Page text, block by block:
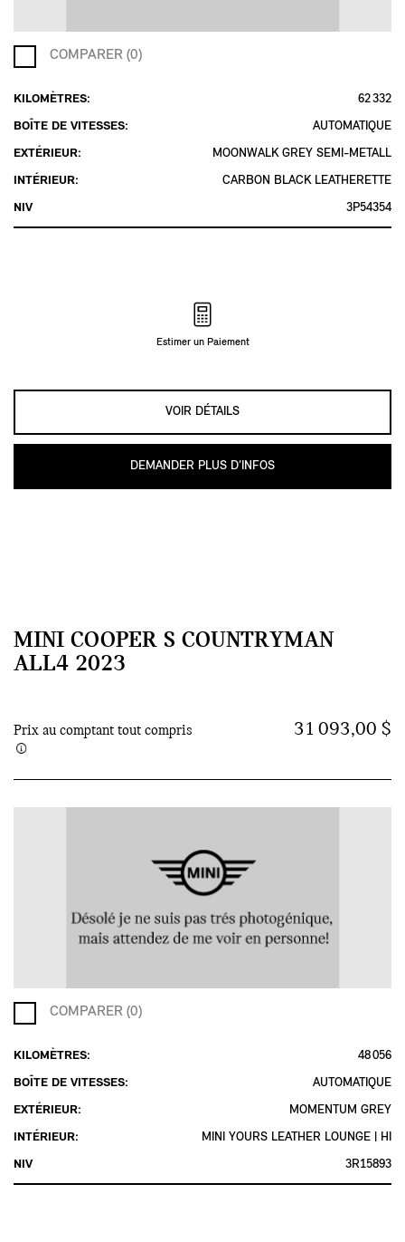
COMPARER (0)
KILOMÈTRES:
BOÎTE DE VITESSES:
EXTÉRIEUR:
INTÉRIEUR:
NIV
62 332
AUTOMATIQUE
MOONWALK GREY SEMI-METALL
CARBON BLACK LEATHERETTE
3P54354
Estimer un Paiement
VOIR DÉTAILS
DEMANDER PLUS D’INFOS
MINI COOPER S COUNTRYMAN
ALL4 2023
Prix au comptant tout compris 31 093,00 $
COMPARER (0)
KILOMÈTRES:
BOÎTE DE VITESSES:
EXTÉRIEUR:
INTÉRIEUR:
NIV
48 056
AUTOMATIQUE
MOMENTUM GREY
MINI YOURS LEATHER LOUNGE | HI
3R15893